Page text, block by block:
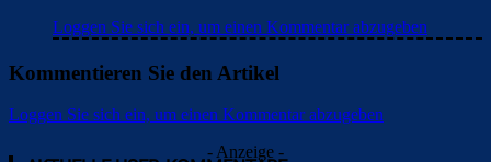
Loggen Sie sich ein, um einen Kommentar abzugeben
Kommentieren Sie den Artikel
Loggen Sie sich ein, um einen Kommentar abzugeben
- Anzeige -